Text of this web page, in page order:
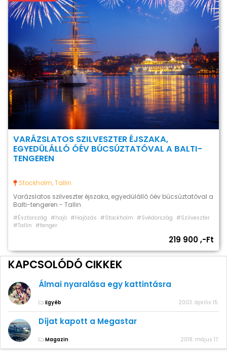
VARÁZSLATOS SZILVESZTER ÉJSZAKA,
EGYEDÜLÁLLÓ ÓÉV BÚCSÚZTATÓVAL A BALTI-
TENGEREN
Stockholm, Tallin
Varázslatos szilveszter éjszaka, egyedülálló óév búcsúztatóval a
Balti-tengeren - Tallin
#Észtország #hajó #Hajózás #Stockholm #Svédország #Szilveszter
#Tallin #tenger
219 900 ,-Ft
KAPCSOLÓDÓ CIKKEK
Álmai nyaralása egy kattintásra
Egyéb 2003. április 15.
Díjat kapott a Megastar
Magazin 2018. május 17.